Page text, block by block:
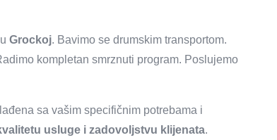
Grockoj. Bavimo se drumskim transportom.
kompletan smrznuti program. Poslujemo
sa vašim specifičnim potrebama i
usluge i zadovoljstvu klijenata.